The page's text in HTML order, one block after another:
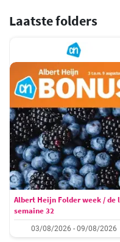
Laatste folders
Albert Heijn Folder week / de
semaine 32
03/08/2026 - 09/08/2026